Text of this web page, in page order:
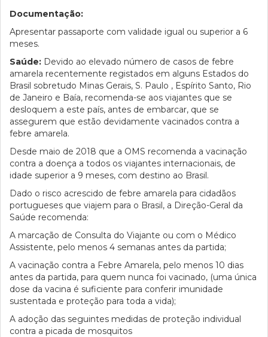
Documentação:
Apresentar passaporte com validade igual ou superior a 6
meses.
Saúde: Devido ao elevado número de casos de febre
amarela recentemente registados em alguns Estados do
Brasil sobretudo Minas Gerais, S. Paulo , Espírito Santo, Rio
de Janeiro e Baía, recomenda-se aos viajantes que se
desloquem a este país, antes de embarcar, que se
assegurem que estão devidamente vacinados contra a
febre amarela.
Desde maio de 2018 que a OMS recomenda a vacinação
contra a doença a todos os viajantes internacionais, de
idade superior a 9 meses, com destino ao Brasil.
Dado o risco acrescido de febre amarela para cidadãos
portugueses que viajem para o Brasil, a Direção-Geral da
Saúde recomenda:
A marcação de Consulta do Viajante ou com o Médico
Assistente, pelo menos 4 semanas antes da partida;
A vacinação contra a Febre Amarela, pelo menos 10 dias
antes da partida, para quem nunca foi vacinado, (uma única
dose da vacina é suficiente para conferir imunidade
sustentada e proteção para toda a vida);
A adoção das seguintes medidas de proteção individual
contra a picada de mosquitos